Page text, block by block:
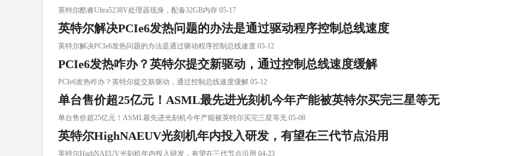
英特尔酷睿Ultra5238V处理器现身，配备32GB内存 05-17
英特尔解决PCIe6发热问题的办法是通过驱动程序控制总线速度
英特尔解决PCIe6发热问题的办法是通过驱动程序控制总线速度 05-12
PCIe6发热咋办？英特尔提交新驱动，通过控制总线速度缓解
PCIe6发热咋办？英特尔提交新驱动，通过控制总线速度缓解 05-12
单台售价超25亿元！ASML最先进光刻机今年产能被英特尔买完三星等无
单台售价超25亿元！ASML最先进光刻机今年产能被英特尔买完三星等无 05-08
英特尔HighNAEUV光刻机年内投入研发，有望在三代节点沿用
英特尔HighNAEUV光刻机年内投入研发，有望在三代节点沿用 04-23